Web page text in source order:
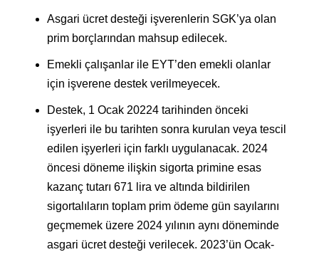
Asgari ücret desteği işverenlerin SGK’ya olan
prim borçlarından mahsup edilecek.
Emekli çalışanlar ile EYT’den emekli olanlar
için işverene destek verilmeyecek.
Destek, 1 Ocak 20224 tarihinden önceki
işyerleri ile bu tarihten sonra kurulan veya tescil
edilen işyerleri için farklı uygulanacak. 2024
öncesi döneme ilişkin sigorta primine esas
kazanç tutarı 671 lira ve altında bildirilen
sigortalıların toplam prim ödeme gün sayılarını
geçmemek üzere 2024 yılının aynı döneminde
asgari ücret desteği verilecek. 2023’ün Ocak-